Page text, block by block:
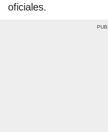
oficiales.